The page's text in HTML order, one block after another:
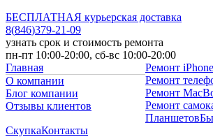
БЕСПЛАТНАЯ курьерская доставка
8(846)379-21-09
узнать срок и стоимость ремонта
пн-пт 10:00-20:00, сб-вс 10:00-20:00
Главная
О компании
Блог компании
Отзывы клиентов
Ремонт iPhone
Ремонт
Ремонт
Ремонт
Планшетов
СкупкаКонтакты